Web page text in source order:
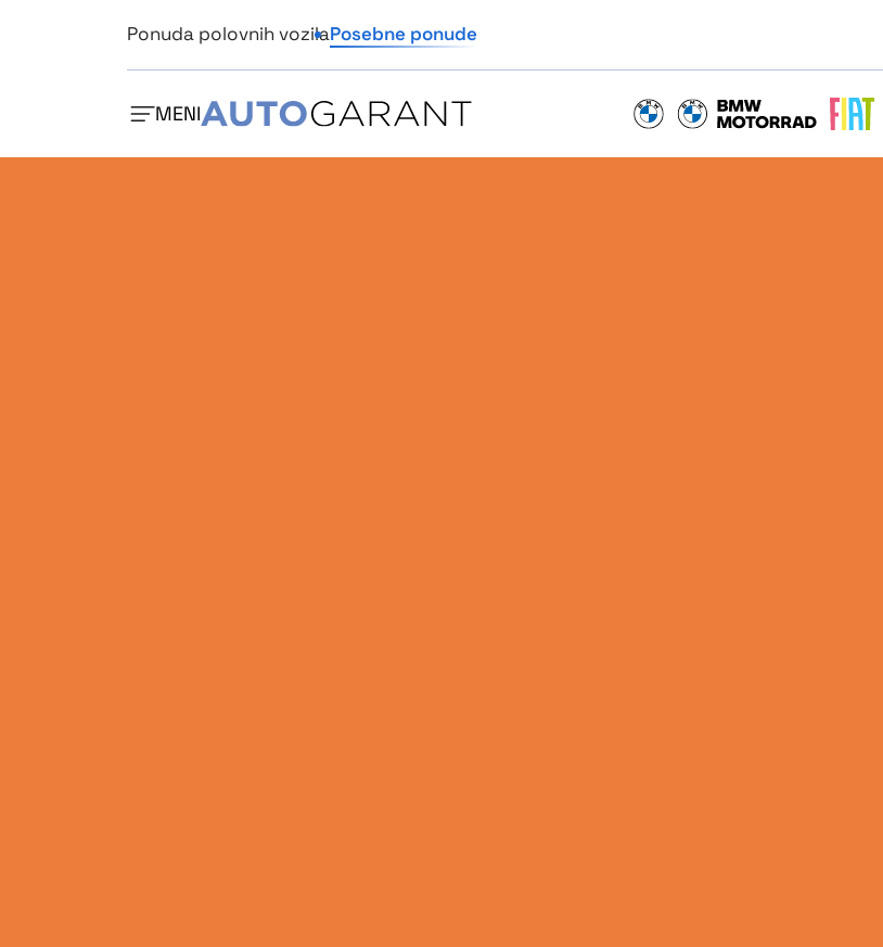
Ponuda polovnih vozilaPosebne ponude
MENI BMW BMW MOTORRAD FIAT